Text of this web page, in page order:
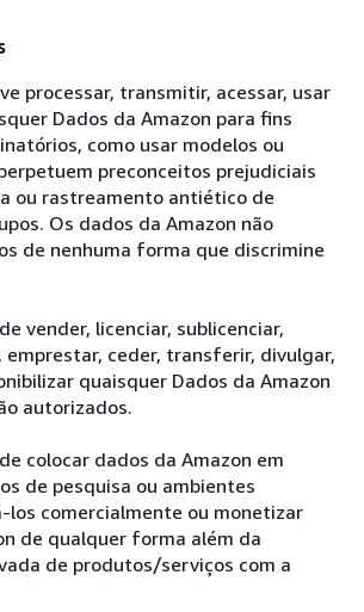
processar, transmitir, acessar, usar
Dados da Amazon para fins
como usar modelos ou
preconceitos prejudiciais
ou rastreamento antiético de
Os dados da Amazon não
de nenhuma forma que discrimine
vender, licenciar, sublicenciar,
emprestar, ceder, transferir, divulgar,
quaisquer Dados da Amazon
autorizados.
colocar dados da Amazon em
de pesquisa ou ambientes
los comercialmente ou monetizar
de qualquer forma além da
de produtos/serviços com a